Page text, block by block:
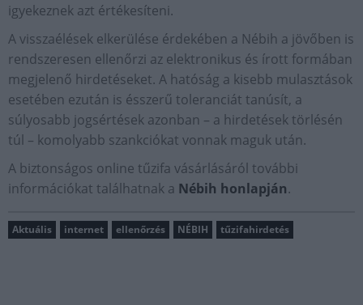
igyekeznek azt értékesíteni.
A visszaélések elkerülése érdekében a Nébih a jövőben is
rendszeresen ellenőrzi az elektronikus és írott formában
megjelenő hirdetéseket. A hatóság a kisebb mulasztások
esetében ezután is ésszerű toleranciát tanúsít, a
súlyosabb jogsértések azonban – a hirdetések törlésén
túl – komolyabb szankciókat vonnak maguk után.
A biztonságos online tűzifa vásárlásáról további
információkat találhatnak a Nébih honlapján.
Aktuális internet ellenőrzés NÉBIH tűzifahirdetés